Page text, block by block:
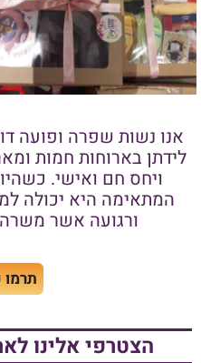
אנו נשות שפרה ופועה
לידתן בארוחות חמות
ויחס חם ואישי.
המתאימה היא יכולה
ורגועה אשר
הצטרפי אלינו